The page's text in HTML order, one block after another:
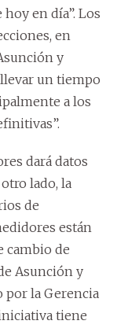
en día”. Los
en
y
llevar un tiempo
a los
dará datos
lado, la
de
están
cambio de
Asunción y
por la Gerencia
tiene